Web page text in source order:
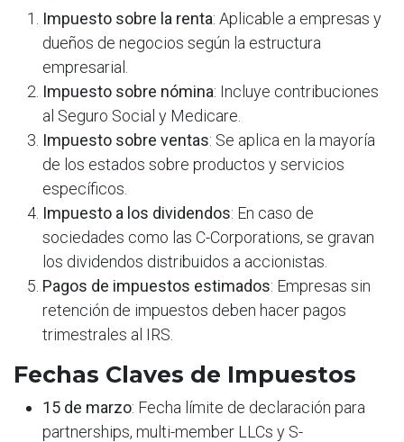
Impuesto sobre la renta: Aplicable a empresas y
dueños de negocios según la estructura
empresarial.
Impuesto sobre nómina: Incluye contribuciones
al Seguro Social y Medicare.
Impuesto sobre ventas: Se aplica en la mayoría
de los estados sobre productos y servicios
específicos.
Impuesto a los dividendos: En caso de
sociedades como las C-Corporations, se gravan
los dividendos distribuidos a accionistas.
Pagos de impuestos estimados: Empresas sin
retención de impuestos deben hacer pagos
trimestrales al IRS.
Fechas Claves de Impuestos
15 de marzo: Fecha límite de declaración para
partnerships, multi-member LLCs y S-